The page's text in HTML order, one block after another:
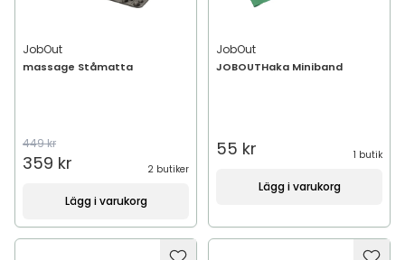
JobOut
massage Ståmatta
449 kr
359 kr 2 butiker
Lägg i varukorg
JobOut
JOBOUTHaka Miniband
55 kr 1 butik
Lägg i varukorg